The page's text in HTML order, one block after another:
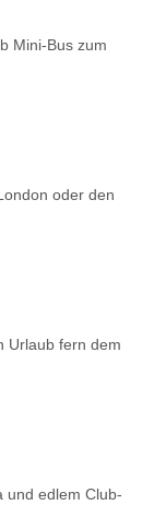
Mini-Bus zum
oder den
Urlaub fern dem
und edlem Club-